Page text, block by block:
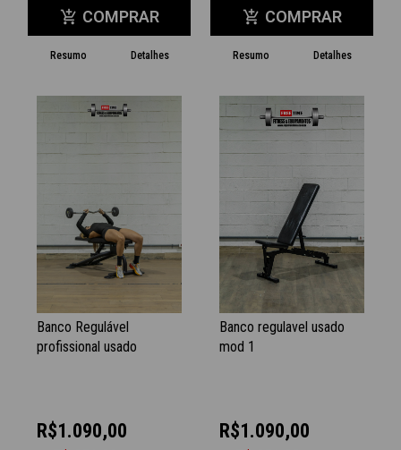
add_shopping_cart COMPRAR
Resumo Detalhes
add_shopping_cart COMPRAR
Resumo Detalhes
Banco Regulável
profissional usado
R$1.090,00
Banco regulavel usado
mod 1
R$1.090,00